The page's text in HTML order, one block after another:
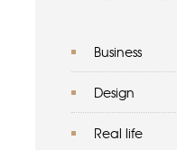
Business
Design
Real life